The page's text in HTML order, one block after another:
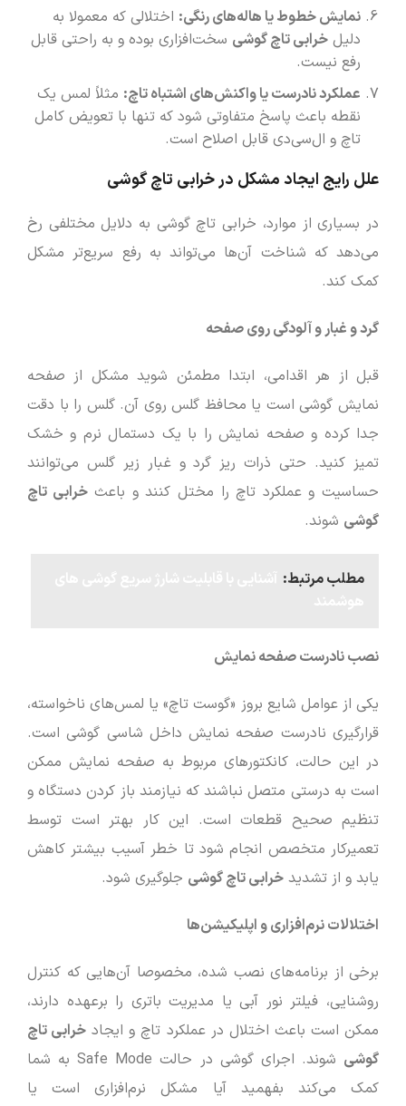
نمایش خطوط یا هاله‌های رنگی: اختلالی که معمولا به
دلیل خرابی تاچ گوشی سخت‌افزاری بوده و به راحتی قابل
رفع نیست.
عملکرد نادرست یا واکنش‌های اشتباه تاچ: مثلاً لمس یک
نقطه باعث پاسخ متفاوتی شود که تنها با تعویض کامل
تاچ و ال‌سی‌دی قابل اصلاح است.
علل رایج ایجاد مشکل در خرابی تاچ گوشی
در بسیاری از موارد، خرابی تاچ گوشی به دلایل مختلفی رخ
می‌دهد که شناخت آن‌ها می‌تواند به رفع سریع‌تر مشکل
کمک کند.
گرد و غبار و آلودگی روی صفحه
قبل از هر اقدامی، ابتدا مطمئن شوید مشکل از صفحه
نمایش گوشی است یا محافظ گلس روی آن. گلس را با دقت
جدا کرده و صفحه نمایش را با یک دستمال نرم و خشک
تمیز کنید. حتی ذرات ریز گرد و غبار زیر گلس می‌توانند
حساسیت و عملکرد تاچ را مختل کنند و باعثخرابی تاچ
گوشی شوند.
مطلب مرتبط:
نصب نادرست صفحه نمایش
یکی از عوامل شایع بروز «گوست تاچ» یا لمس‌های ناخواسته،
قرارگیری نادرست صفحه نمایش داخل شاسی گوشی است.
در این حالت، کانکتورهای مربوط به صفحه نمایش ممکن
است به درستی متصل نباشند که نیازمند باز کردن دستگاه و
تنظیم صحیح قطعات است. این کار بهتر است توسط
تعمیرکار متخصص انجام شود تا خطر آسیب بیشتر کاهش
یابد و از تشدید خرابی تاچ گوشی جلوگیری شود.
اختلالات نرم‌افزاری و اپلیکیشن‌ها
برخی از برنامه‌های نصب شده، مخصوصا آن‌هایی که کنترل
روشنایی، فیلتر نور آبی یا مدیریت باتری را برعهده دارند،
ممکن است باعث اختلال در عملکرد تاچ و ایجاد خرابی تاچ
گوشی
شوند. اجرای گوشی در حالت Safe Mode به شما
کمک می‌کند بفهمید آیا مشکل نرم‌افزاری است یا